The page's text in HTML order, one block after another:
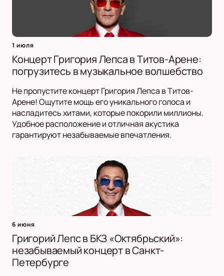
1 июля
Концерт Григория Лепса в Титов-Арене:
погрузитесь в музыкальное волшебство
Не пропустите концерт Григория Лепса в Титов-
Арене! Ощутите мощь его уникального голоса и
насладитесь хитами, которые покорили миллионы.
Удобное расположение и отличная акустика
гарантируют незабываемые впечатления.
6 июня
Григорий Лепс в БКЗ «Октябрьский»:
незабываемый концерт в Санкт-
Петербурге